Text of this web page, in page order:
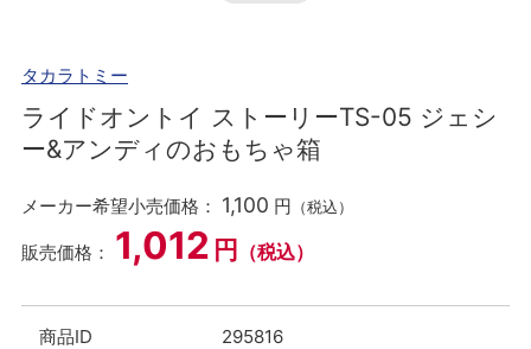
タカラトミー
ライドオントイ ストーリーTS-05 ジェシ
ー&アンディのおもちゃ箱
メーカー希望小売価格： 1,100 円 （税込）
販売価格： 1,012 円 （税込）
商品ID 295816